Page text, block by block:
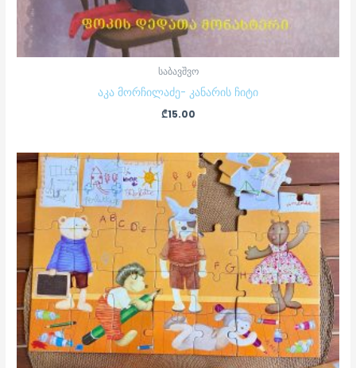
საბავშვო
აკა მორჩილაძე- კანარის ჩიტი
₾15.00